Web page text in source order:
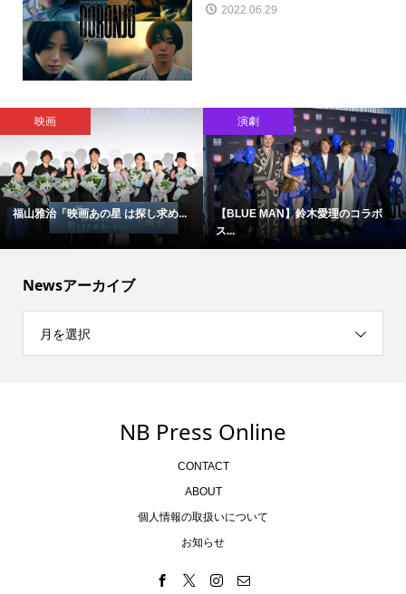
2022.06.29
映画
福山雅治「映画あの星 は探し求め...
演劇
【BLUE MAN】鈴木愛理のコラボ
ス...
Newsアーカイブ
月を選択
NB Press Online
CONTACT
ABOUT
個人情報の取扱いについて
お知らせ